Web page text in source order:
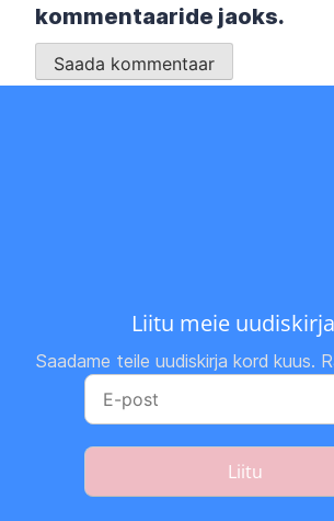
kommentaaride jaoks.
Liitu meie
Saadame teile uudiskirja kord kuus.
Liitu